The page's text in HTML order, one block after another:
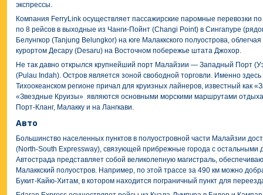
экспрессы.
Компания FerryLink осуществляет пассажирские паромные перевозки
по 8 рейсов в выходные из Чанги-Пойнт (Changi Point) в Сингапуре
Белунгкор (Tanjung Belungkor) на юге Малаккского полуострова,
курортом Десару (Desaru) на Восточном побережье штата Джохор.
Не так давно открылся крупнейший порт Малайзии — Западный Порт
(Pulau Indah). Остров является зоной свободной торговли. Именно
Тихоокеанском регионе причал для круизных лайнеров, известный как
«Звездные Круизы» являются основными морскими маршрутами
Порт-Кланг, Малакку и на Лангкави.
Авто
Большинство населенных пунктов в полуостровной части Малайзии
(North-South Expressway), связующей прибрежные города с
Автострада представляет собой великолепную магистраль,
Малаккский полуостров. Например, по этой трассе за 490 км можно
Букит-Кайю-Хитам, в котором находится пограничный пункт для